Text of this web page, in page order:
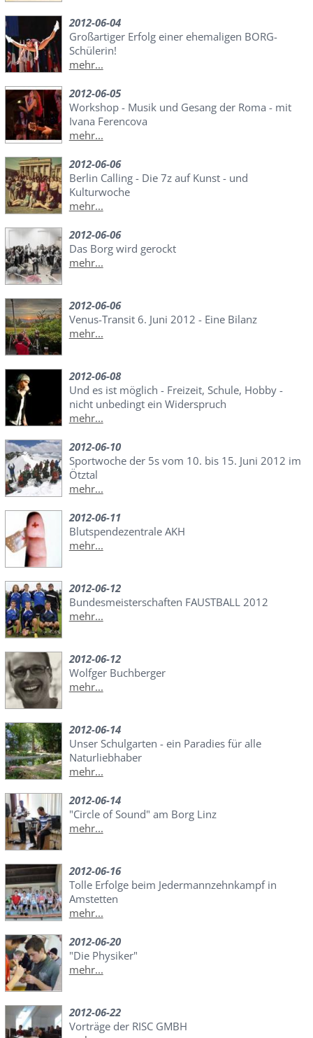
2012-06-04
Großartiger Erfolg einer ehemaligen BORG-
Schülerin!
mehr...
2012-06-05
Workshop - Musik und Gesang der Roma - mit
Ivana Ferencova
mehr...
2012-06-06
Berlin Calling - Die 7z auf Kunst - und
Kulturwoche
mehr...
2012-06-06
Das Borg wird gerockt
mehr...
2012-06-06
Venus-Transit 6. Juni 2012 - Eine Bilanz
mehr...
2012-06-08
Und es ist möglich - Freizeit, Schule, Hobby -
nicht unbedingt ein Widerspruch
mehr...
2012-06-10
Sportwoche der 5s vom 10. bis 15. Juni 2012 im
Ötztal
mehr...
2012-06-11
Blutspendezentrale AKH
mehr...
2012-06-12
Bundesmeisterschaften FAUSTBALL 2012
mehr...
2012-06-12
Wolfger Buchberger
mehr...
2012-06-14
Unser Schulgarten - ein Paradies für alle
Naturliebhaber
mehr...
2012-06-14
"Circle of Sound" am Borg Linz
mehr...
2012-06-16
Tolle Erfolge beim Jedermannzehnkampf in
Amstetten
mehr...
2012-06-20
"Die Physiker"
mehr...
2012-06-22
Vorträge der RISC GMBH